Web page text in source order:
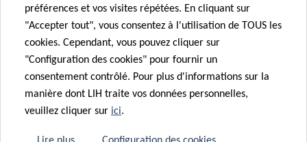
à l’origine des
allergies
alimentaires
Akkermansia
ami ou ennemi
?
01 Déc 2025
La recherche
17 Oct 2025
Nouvel
éditorial du DII
:
l’environnement
immunitaire
dans les
préférences et vos visites répétées. En cliquant sur
"Accepter tout", vous consentez à l'utilisation de TOUS les
cookies. Cependant, vous pouvez cliquer sur
"Configuration des cookies" pour fournir un
consentement contrôlé. Pour plus d'informations sur la
manière dont LIH traite vos données personnelles,
veuillez cliquer sur ici.